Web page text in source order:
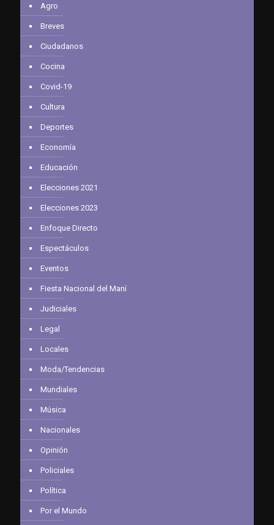
Agro
Breves
Ciudadanos
Cocina
Covid-19
Cultura
Deportes
Economía
Educación
Elecciones 2021
Elecciones 2023
Enfoque Directo
Espectáculos
Eventos
Fiesta Nacional del Maní
Judiciales
Legal
Locales
Moda/Tendencias
Mundiales
Música
Nacionales
Opinión
Policiales
Política
Por el Mundo